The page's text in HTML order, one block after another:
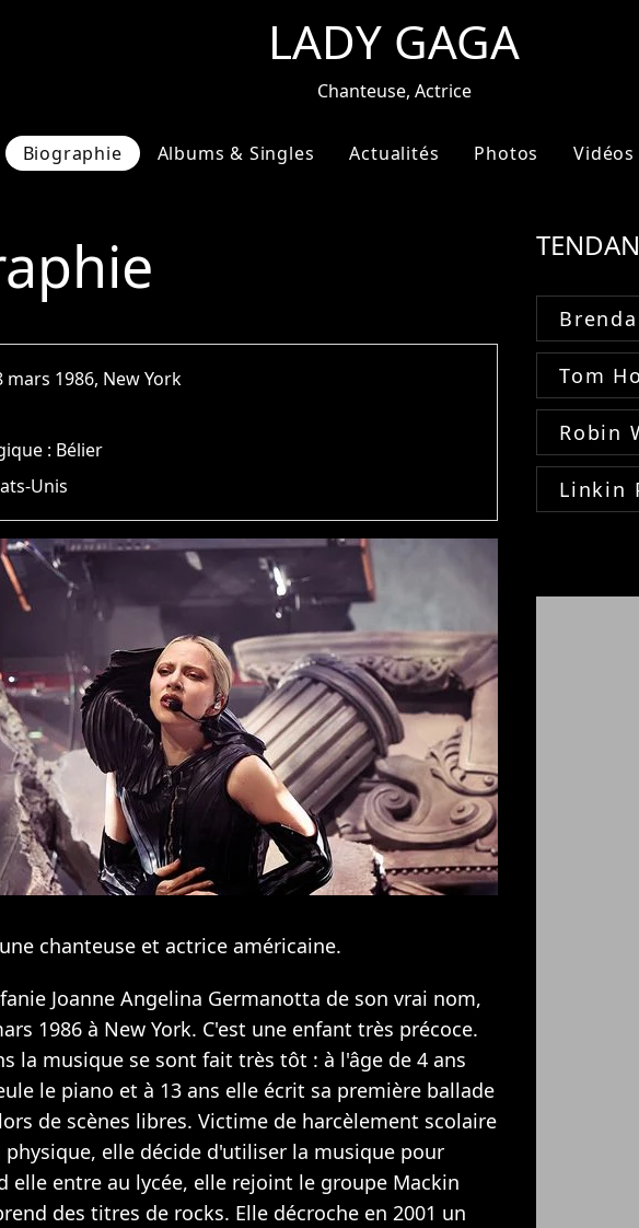
LADY GAGA
Chanteuse, Actrice
Biographie Albums & Singles Actualités Photos Vidéos
mars 1986, New York
: Bélier
Unis
chanteuse et actrice américaine.
Joanne Angelina Germanotta de son vrai nom,
1986 à New York. C'est une enfant très précoce.
la musique se sont fait très tôt : à l'âge de 4 ans
le piano et à 13 ans elle écrit sa première ballade
de scènes libres. Victime de harcèlement scolaire
physique, elle décide d'utiliser la musique pour
elle entre au lycée, elle rejoint le groupe Mackin
des titres de rocks. Elle décroche en 2001 un
Tom
Robin
Linkin